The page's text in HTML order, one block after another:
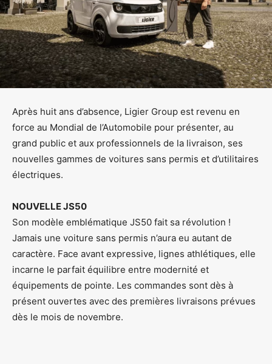
Après huit ans d’absence, Ligier Group est revenu en
force au Mondial de l’Automobile pour présenter, au
grand public et aux professionnels de la livraison, ses
nouvelles gammes de voitures sans permis et d’utilitaires
électriques.
NOUVELLE JS50
Son modèle emblématique JS50 fait sa révolution !
Jamais une voiture sans permis n’aura eu autant de
caractère. Face avant expressive, lignes athlétiques, elle
incarne le parfait équilibre entre modernité et
équipements de pointe. Les commandes sont dès à
présent ouvertes avec des premières livraisons prévues
dès le mois de novembre.